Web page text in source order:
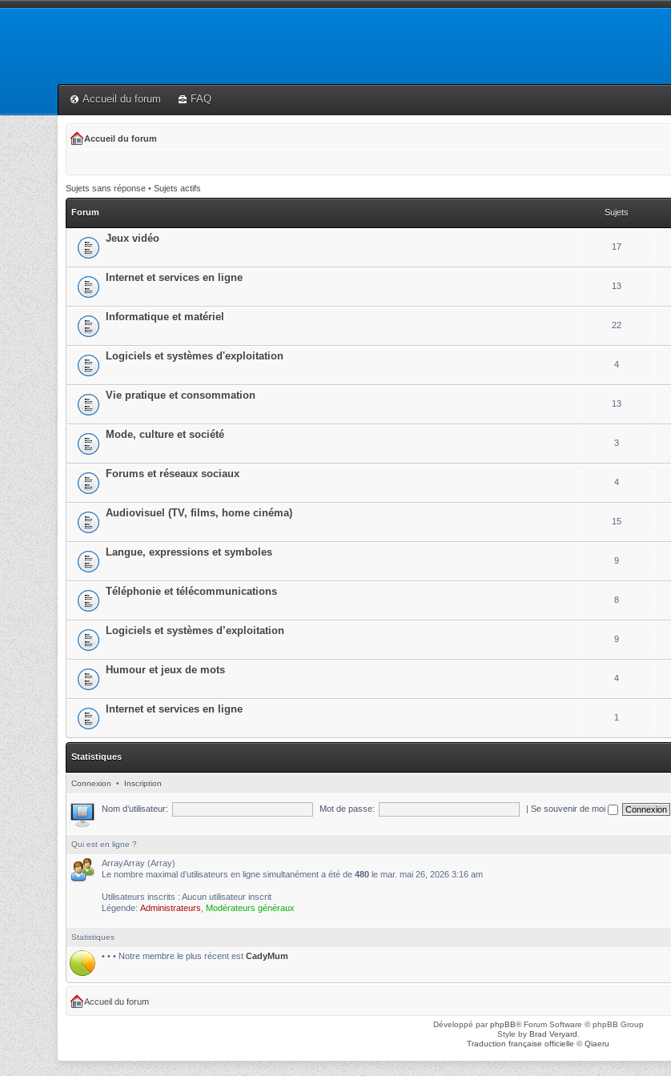
Accueil du forum FAQ
Accueil du forum
Sujets sans réponse • Sujets actifs
Forum Sujets
Jeux vidéo
17
Internet et services en ligne
13
Informatique et matériel
22
Logiciels et systèmes d'exploitation
4
Vie pratique et consommation
13
Mode, culture et société
3
Forums et réseaux sociaux
4
Audiovisuel (TV, films, home cinéma)
15
Langue, expressions et symboles
9
Téléphonie et télécommunications
8
Logiciels et systèmes d’exploitation
9
Humour et jeux de mots
4
Internet et services en ligne
1
Statistiques
Connexion • Inscription
Nom d’utilisateur: Mot de passe: |Se souvenir de moi
Qui est en ligne ?
ArrayArray (Array)
Le nombre maximal d’utilisateurs en ligne simultanément a été de 480 le mar. mai 26, 2026 3:16 am
Utilisateurs inscrits : Aucun utilisateur inscrit
Légende: Administrateurs Modérateurs généraux
Statistiques
• • • Notre membre le plus récent est CadyMum
Accueil du forum
Développé parphpBB® Forum Software © phpBB Group
Style by Brad Veryard
Traduction française officielle ©Qiaeru